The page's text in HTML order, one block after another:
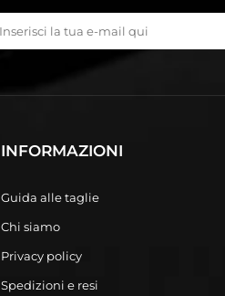
INFORMAZIONI
Guida alle taglie
Chi siamo
Privacy policy
Spedizioni e resi